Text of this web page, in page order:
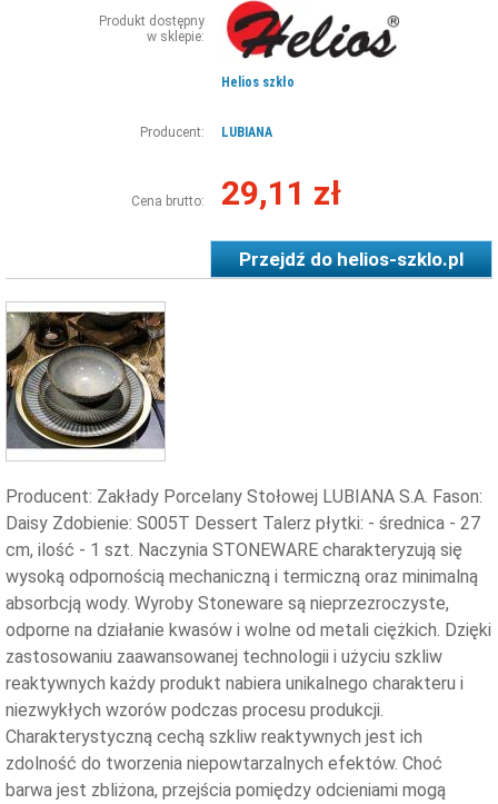
Produkt dostępny
w sklepie:
Helios szkło
Producent: LUBIANA
Cena brutto: 29,11 zł
Przejdź dohelios-szklo.pl
Producent: Zakłady Porcelany Stołowej LUBIANA S.A. Fason:
Daisy Zdobienie: S005T Dessert Talerz płytki: - średnica - 27
cm, ilość - 1 szt. Naczynia STONEWARE charakteryzują się
wysoką odpornością mechaniczną i termiczną oraz minimalną
absorbcją wody. Wyroby Stoneware są nieprzezroczyste,
odporne na działanie kwasów i wolne od metali ciężkich. Dzięki
zastosowaniu zaawansowanej technologii i użyciu szkliw
reaktywnych każdy produkt nabiera unikalnego charakteru i
niezwykłych wzorów podczas procesu produkcji.
Charakterystyczną cechą szkliw reaktywnych jest ich
zdolność do tworzenia niepowtarzalnych efektów. Choć
barwa jest zbliżona, przejścia pomiędzy odcieniami mogą